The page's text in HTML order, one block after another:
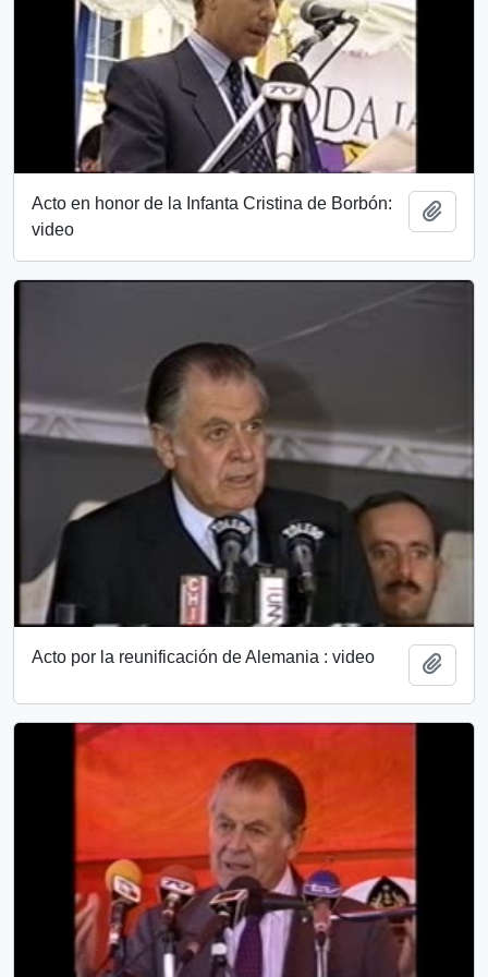
Acto en honor de la Infanta Cristina de Borbón:
video
Acto por la reunificación de Alemania : video